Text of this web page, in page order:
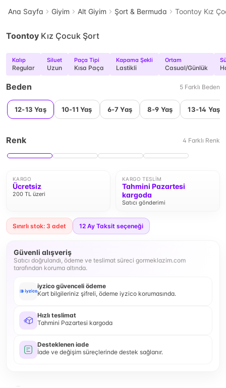
Ana Sayfa Giyim Alt Giyim Şort & Bermuda Toontoy Kız
Toontoy Kız Çocuk Şort
Kalıp
Regular
Siluet
Uzun
Paça Tipi
Kısa Paça
Kapama Şekli
Lastikli
Ortam
Casual/Günlük
Beden 5 Farklı Beden
12-13 Yaş 10-11 Yaş 6-7 Yaş 8-9 Yaş 13-14 Yaş
Renk 4 Farklı Renk
KARGO
Ücretsiz
200 TL üzeri
KARGO TESLIM
Tahmini Pazartesi
kargoda
Satıcı gönderimi
Sınırlı stok: 3 adet 12 Ay Taksit seçeneği
Güvenli alışveriş
Satıcı doğrulandı, ödeme ve teslimat süreci gormeklazim.com
tarafından koruma altında.
iyzico güvenceli ödeme
Kart bilgileriniz şifreli, ödeme iyzico korumasında.
Hızlı teslimat
Tahmini Pazartesi kargoda
Desteklenen iade
İade ve değişim süreçlerinde destek sağlanır.